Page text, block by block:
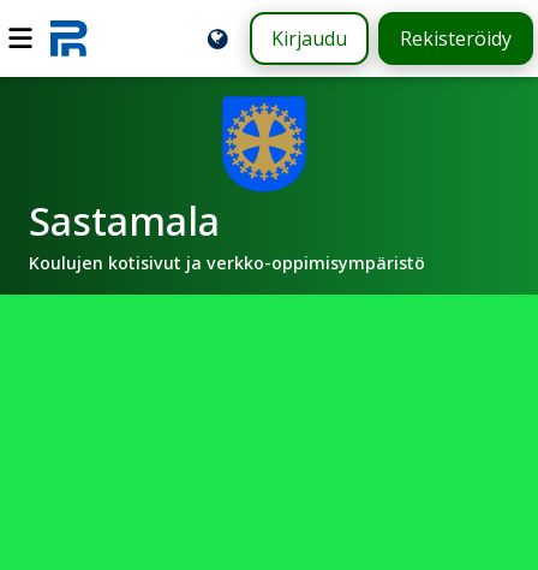
Kirjaudu Rekisteröidy
Sastamala
Koulujen kotisivut ja verkko-oppimisympäristö